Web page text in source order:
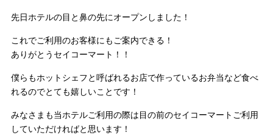
先日ホテルの目と鼻の先にオープンしました！
これでご利用のお客様にもご案内できる！
ありがとうセイコーマート！！
僕らもホットシェフと呼ばれるお店で作っているお弁当など食べ
れるのでとても嬉しいことです！
みなさまも当ホテルご利用の際は目の前のセイコーマートご利用
していただければと思います！